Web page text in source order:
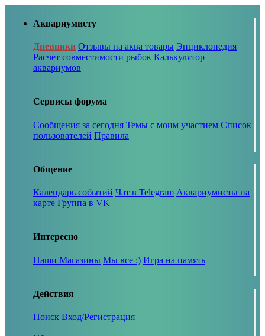
Аквариумисту
Дневники Отзывы на аква товары Энциклопедия
Расчет совместимости рыбок Калькулятор
аквариумов
Сервисы форума
Сообщения за сегодня Темы с моим участием Список
пользователей Правила
Общение
Календарь событий Чат в Telegram Аквариумисты на
карте Группа в VK
Интересно
Наши Магазины Мы все :) Игра на память
Действия
Поиск Вход/Регистрация